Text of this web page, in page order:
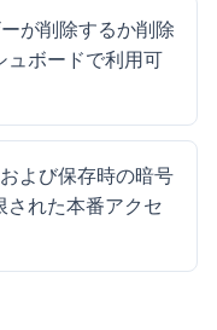
が削除するか削除
ュボードで利用可
よび保存時の暗号
れた本番アクセ